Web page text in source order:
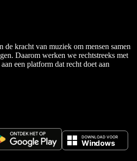
kracht van muziek om mensen samen
Daarom werken we rechtstreeks met
een platform dat recht doet aan